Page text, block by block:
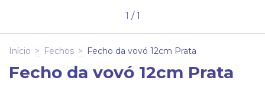
1 /1
Início > Fechos > Fecho da vovó 12cm Prata
Fecho da vovó 12cm Prata